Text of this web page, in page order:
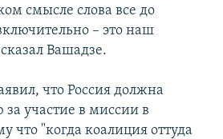
смысле слова все до
– это наш
Вашадзе.
что Россия должна
за участие в миссии в
что "когда коалиция оттуда